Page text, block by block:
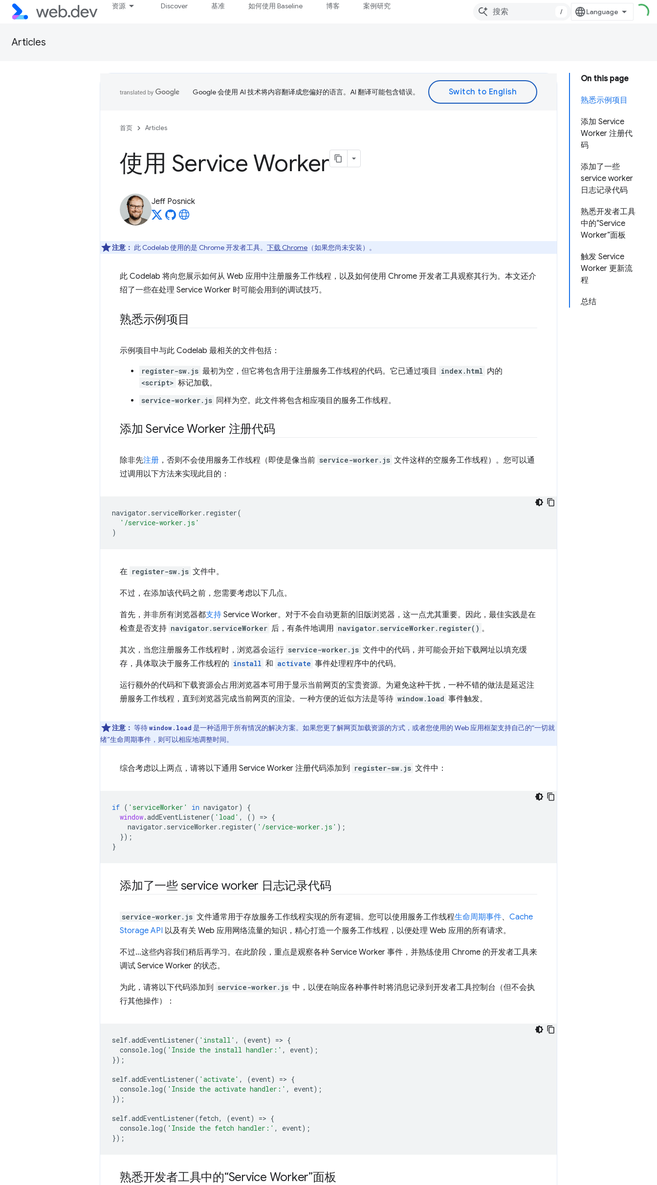
资源 Discover 基准 如何使用 Baseline 博客 案例研究
/
Articles
On this page
熟悉示例项目
添加 Service
Worker 注册代
码
添加了一些
service worker
日志记录代码
熟悉开发者工具
中的“Service
Worker”面板
触发 Service
Worker 更新流
程
总结
Google 会使用 AI 技术将内容翻译成您偏好的语言。AI 翻译可能包含错误。
首页 Articles
使用 Service Worker
Jeff Posnick
注意： 此 Codelab 使用的是 Chrome 开发者工具。 下载 Chrome （如果您尚未安装）。
此 Codelab 将向您展示如何从 Web 应用中注册服务工作线程，以及如何使用 Chrome 开发者工具观察其行为。本文还介
绍了一些在处理 Service Worker 时可能会用到的调试技巧。
熟悉示例项目
示例项目中与此 Codelab 最相关的文件包括：
register-sw.js 最初为空，但它将包含用于注册服务工作线程的代码。它已通过项目 index.html 内的
<script> 标记加载。
service-worker.js 同样为空。此文件将包含相应项目的服务工作线程。
添加 Service Worker 注册代码
除非先注册 ，否则不会使用服务工作线程（即使是像当前 service-worker.js 文件这样的空服务工作线程）。您可以通
过调用以下方法来实现此目的：
navigator . serviceWorker . register(
'/service-worker.js'
)
在 register-sw.js 文件中。
不过，在添加该代码之前，您需要考虑以下几点。
首先，并非所有浏览器都支持 Service Worker。对于不会自动更新的旧版浏览器，这一点尤其重要。因此，最佳实践是在
检查是否支持 navigator.serviceWorker 后，有条件地调用 navigator.serviceWorker.register() 。
其次，当您注册服务工作线程时，浏览器会运行 service-worker.js 文件中的代码，并可能会开始下载网址以填充缓
存，具体取决于服务工作线程的 install 和 activate 事件处理程序中的代码。
运行额外的代码和下载资源会占用浏览器本可用于显示当前网页的宝贵资源。为避免这种干扰，一种不错的做法是延迟注
册服务工作线程，直到浏览器完成当前网页的渲染。一种方便的近似方法是等待 window.load 事件触发。
注意： 等待window.load 是一种适用于所有情况的解决方案。如果您更了解网页加载资源的方式，或者您使用的 Web 应用框架支持自己的“一切就
绪”生命周期事件，则可以相应地调整时间。
综合考虑以上两点，请将以下通用 Service Worker 注册代码添加到 register-sw.js 文件中：
if ( 'serviceWorker' in navigator)
{
window.addEventListener( 'load' , () => {
navigator . serviceWorker . register( '/service-worker.js' );
});
}
添加了一些 service worker 日志记录代码
service-worker.js 文件通常用于存放服务工作线程实现的所有逻辑。您可以使用服务工作线程生命周期事件、 Cache
Storage API 以及有关 Web 应用网络流量的知识，精心打造一个服务工作线程，以便处理 Web 应用的所有请求。
不过…这些内容我们稍后再学习。在此阶段，重点是观察各种 Service Worker 事件，并熟练使用 Chrome 的开发者工具来
调试 Service Worker 的状态。
为此，请将以下代码添加到 service-worker.js 中，以便在响应各种事件时将消息记录到开发者工具控制台（但不会执
行其他操作）：
self.addEventListener( 'install' , (event) => {
console. log( 'Inside the install handler:' , event);
});
self.addEventListener( 'activate' , (event) => {
console. log( 'Inside the activate handler:' , event);
});
self.addEventListener(fetch, (event) => {
console. log( 'Inside the fetch handler:' , event);
});
熟悉开发者工具中的“Service Worker”面板